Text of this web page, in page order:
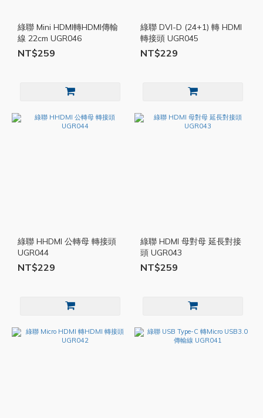
綠聯 Mini HDMI轉HDMI傳輸
線 22cm UGR046
NT$259
綠聯 DVI-D (24+1) 轉 HDMI
轉接頭 UGR045
NT$229
綠聯 HHDMI 公轉母 轉接頭
UGR044
NT$229
綠聯 HDMI 母對母 延長對接
頭 UGR043
NT$259